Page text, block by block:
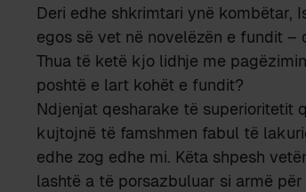
Deri edhe shkrimtari ynë kombëtar,
egos së vet në novelëzën e fundit –
Thua të ketë kjo lidhje me
poshtë e lart kohët e fundit?
Ndjenjat qesharake të superioritetit
kujtojnë të famshmen fabul të
edhe zog edhe mi. Këta shpesh
lashtë a të porsazbuluar si armë